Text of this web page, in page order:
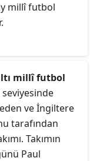
millî futbol
millî futbol
seviyesinde
ve İngiltere
tarafından
Takımın
Paul